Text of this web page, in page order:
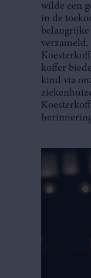
wilde een
in de
belangrijke
verzameld.
koffer
kind via